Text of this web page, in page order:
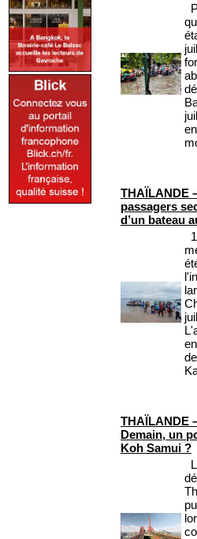
THAÏLANDE
passagers
d’un bateau
THAÏLANDE
Demain, un
Koh Samui ?